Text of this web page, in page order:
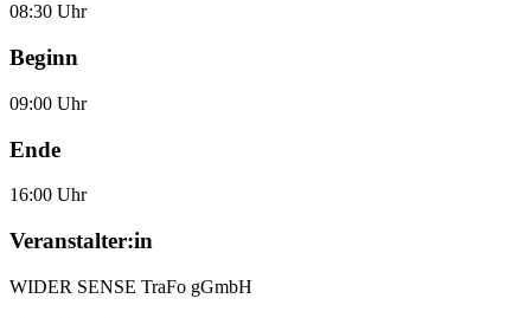
08:30 Uhr
Beginn
09:00 Uhr
Ende
16:00 Uhr
Veranstalter:in
WIDER SENSE TraFo gGmbH